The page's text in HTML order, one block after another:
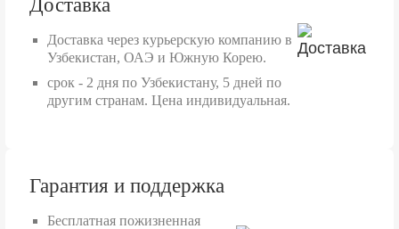
Доставка
Доставка через курьерскую компанию в
Узбекистан, ОАЭ и Южную Корею.
срок - 2 дня по Узбекистану, 5 дней по
другим странам. Цена индивидуальная.
Гарантия и поддержка
Бесплатная пожизненная